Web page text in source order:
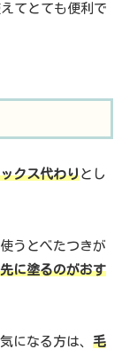
てとても便利で
クス代わりとし
うとべたつきが
に塗るのがおす
になる方は、 毛